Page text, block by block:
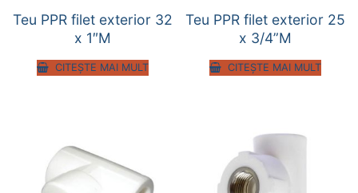
Teu PPR filet exterior 32
x 1″M
CITEȘTE MAI MULT
Teu PPR filet exterior 25
x 3/4”M
CITEȘTE MAI MULT